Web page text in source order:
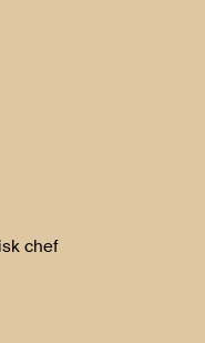
chef